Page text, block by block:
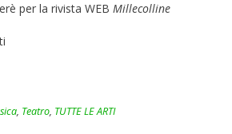
per la rivista WEB Millecolline
, Teatro, TUTTE LE ARTI